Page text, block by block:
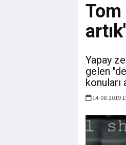
Yapay
gelen
konuları
14-08-2019